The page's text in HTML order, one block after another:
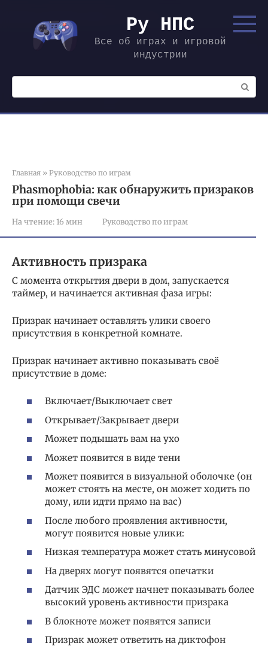
контенту
Ру НПС
Все об играх и игровой
индустрии
Поиск:
Главная » Руководство по играм
Phasmophobia: как обнаружить призраков
при помощи свечи
На чтение: 16 мин Руководство по играм
Активность призрака
С момента открытия двери в дом, запускается
таймер, и начинается активная фаза игры:
Призрак начинает оставлять улики своего
присутствия в конкретной комнате.
Призрак начинает активно показывать своё
присутствие в доме:
Включает/Выключает свет
Открывает/Закрывает двери
Может подышать вам на ухо
Может появится в виде тени
Может появится в визуальной оболочке (он
может стоять на месте, он может ходить по
дому, или идти прямо на вас)
После любого проявления активности,
могут появится новые улики:
Низкая температура может стать минусовой
На дверях могут появятся опечатки
Датчик ЭДС может начнет показывать более
высокий уровень активности призрака
В блокноте может появятся записи
Призрак может ответить на диктофон